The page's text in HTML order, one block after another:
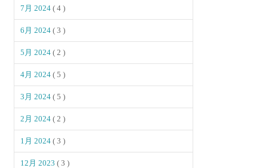
7月 2024( 4 )
6月 2024( 3 )
5月 2024( 2 )
4月 2024( 5 )
3月 2024( 5 )
2月 2024( 2 )
1月 2024( 3 )
12月 2023( 3 )